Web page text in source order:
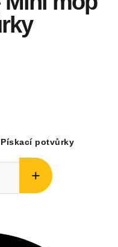
potvůrky
+